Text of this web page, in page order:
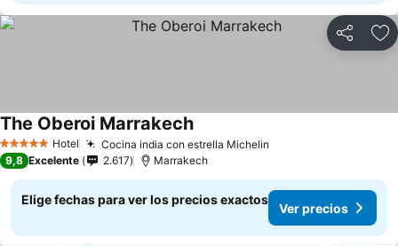
Compartir
5 Estrellas Hotel Cocina india con estrella Michelin
The Oberoi Marrakech
9,8 Excelente 2.617 Marrakech
Elige fechas para ver los precios exactos
Ver precios